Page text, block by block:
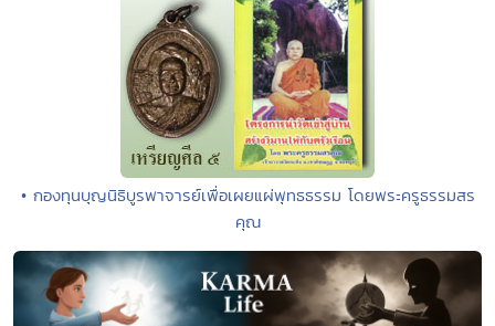
• กองทุนบุญนิธิบูรพาจารย์เพื่อเผยแผ่พุทธธรรม โดยพระครูธรรมสร
คุณ